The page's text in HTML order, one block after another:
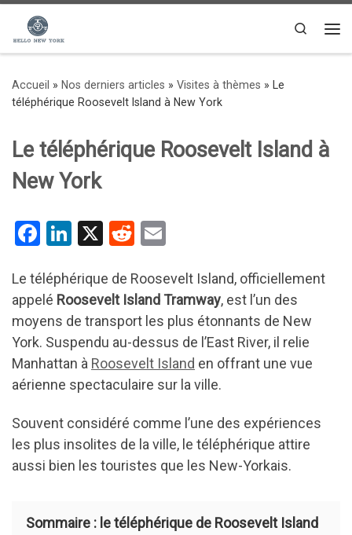
Passer au contenu
Search
Accueil » Nos derniers articles » Visites à thèmes »
Le
téléphérique Roosevelt Island à New York
Le téléphérique Roosevelt Island à
New York
F
ce
b
o
o
k
Li
ke
dI
n
X
R
d
di
t
ail
Le téléphérique de Roosevelt Island, officiellement
appelé Roosevelt Island Tramway, est l’un des
moyens de transport les plus étonnants de New
York. Suspendu au-dessus de l’East River, il relie
Manhattan à Roosevelt Island en offrant une vue
aérienne spectaculaire sur la ville.
Souvent considéré comme l’une des expériences
les plus insolites de la ville, le téléphérique attire
aussi bien les touristes que les New-Yorkais.
Sommaire : le téléphérique de Roosevelt Island